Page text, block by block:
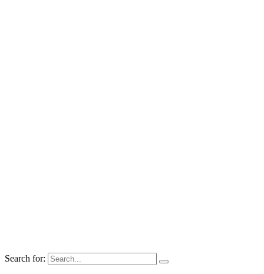
Search for: